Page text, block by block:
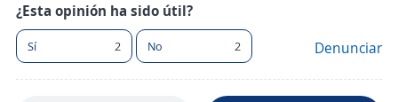
¿Esta opinión ha sido útil?
Sí 2 No 2 Denunciar